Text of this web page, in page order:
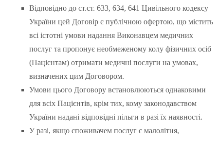
Відповідно до ст.ст. 633, 634, 641 Цивільного кодексу
України цей Договір є публічною офертою, що містить
всі істотні умови надання Виконавцем медичних
послуг та пропонує необмеженому колу фізичних осіб
(Пацієнтам) отримати медичні послуги на умовах,
визначених цим Договором.
Умови цього Договору встановлюються однаковими
для всіх Пацієнтів, крім тих, кому законодавством
України надані відповідні пільги в разі їх наявності.
У разі, якщо споживачем послуг є малолітня,